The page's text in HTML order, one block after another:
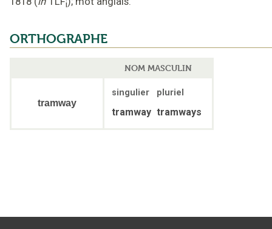
i
ORTHOGRAPHE
NOM MASCULIN
tramway
singulier pluriel
tramway tramways